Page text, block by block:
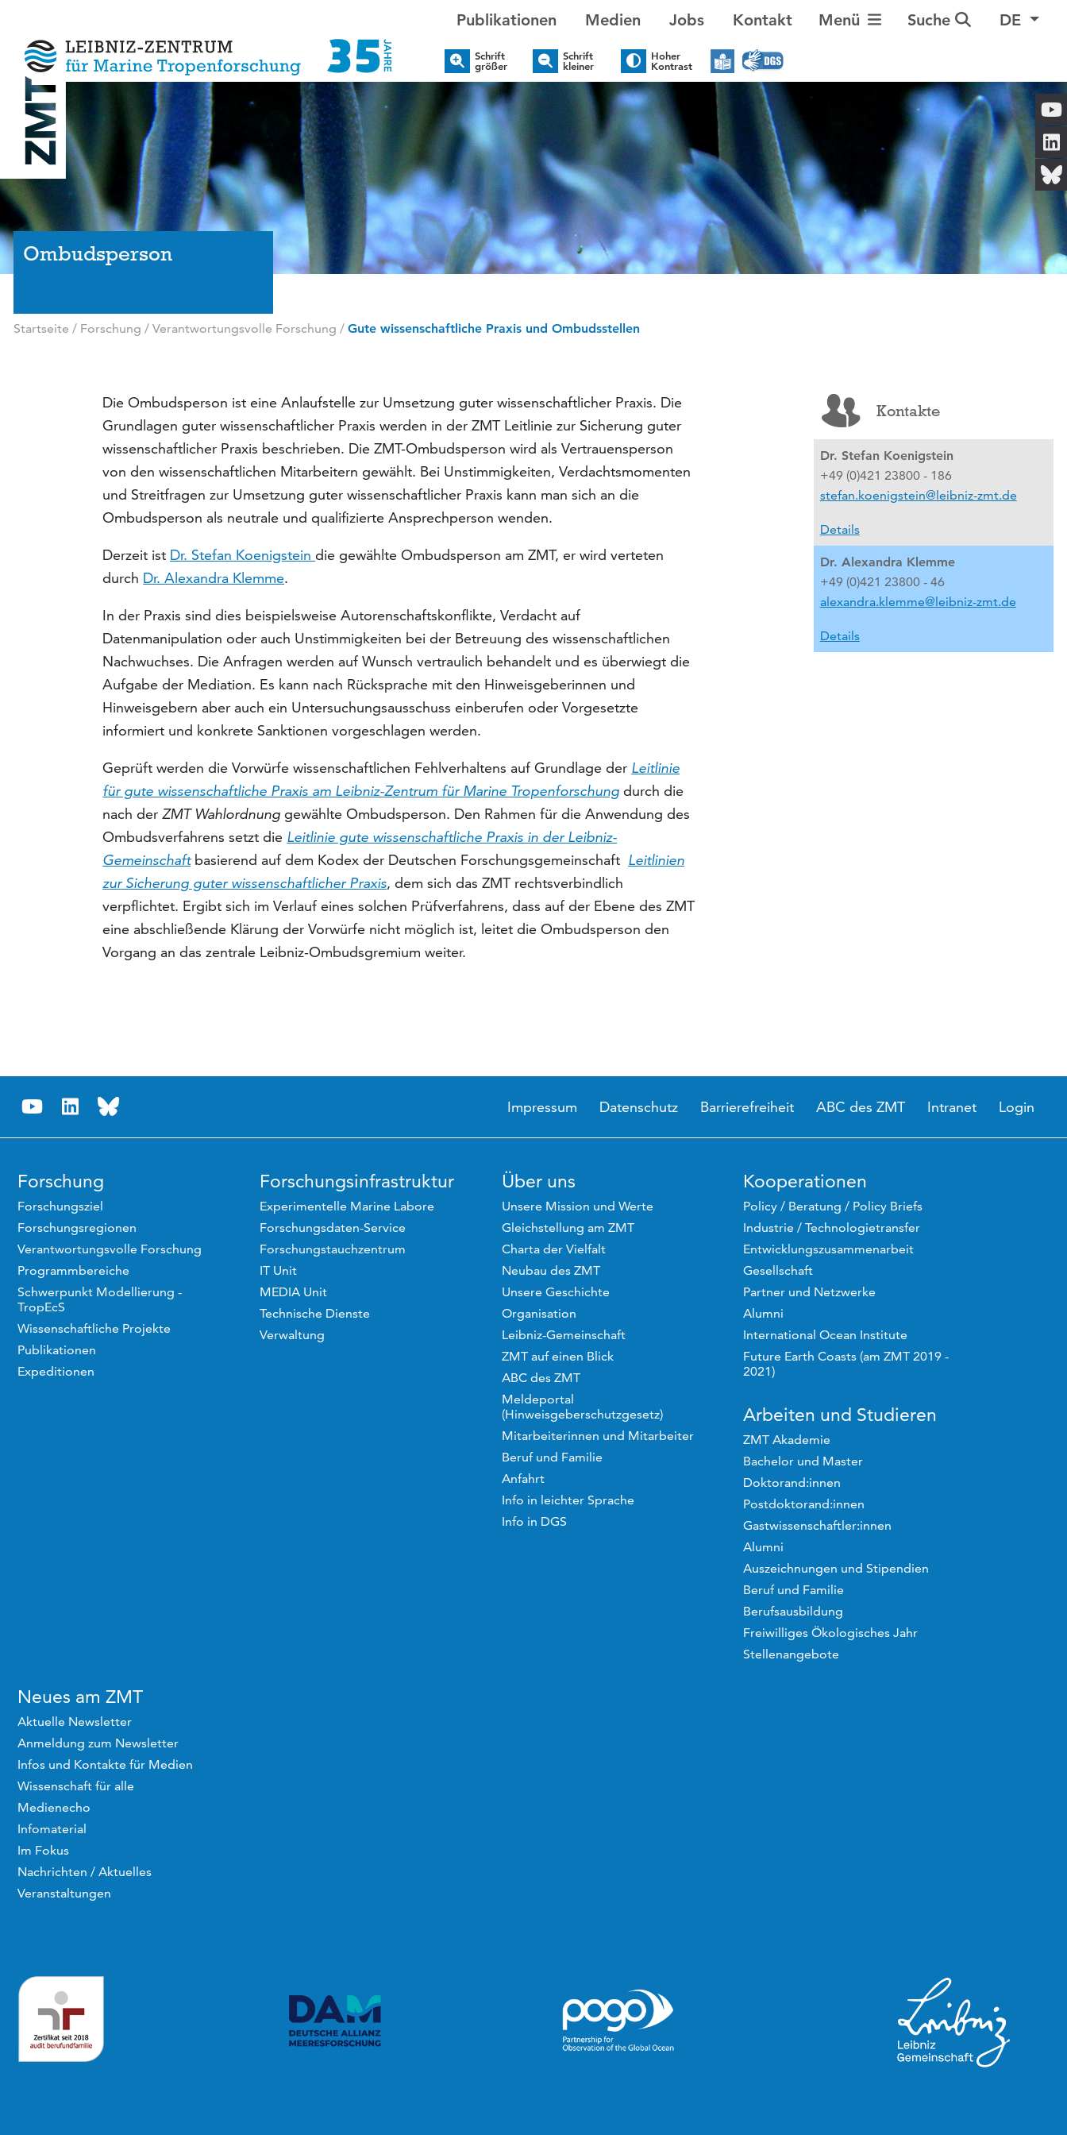
Publikationen Medien Jobs Kontakt Navigation umschalten
Menü Suche DE
Schrift
größer
Schrift
kleiner
Hoher
Kontrast
Ombudsperson
Startseite / Forschung / Verantwortungsvolle Forschung / Gute wissenschaftliche Praxis und Ombudsstellen
Die Ombudsperson ist eine Anlaufstelle zur Umsetzung guter wissenschaftlicher Praxis. Die
Grundlagen guter wissenschaftlicher Praxis werden in der ZMT Leitlinie zur Sicherung guter
wissenschaftlicher Praxis beschrieben. Die ZMT-Ombudsperson wird als Vertrauensperson
von den wissenschaftlichen Mitarbeitern gewählt. Bei Unstimmigkeiten, Verdachtsmomenten
und Streitfragen zur Umsetzung guter wissenschaftlicher Praxis kann man sich an die
Ombudsperson als neutrale und qualifizierte Ansprechperson wenden.
Derzeit ist Dr. Stefan Koenigsteindie gewählte Ombudsperson am ZMT, er wird verteten
durch Dr. Alexandra Klemme.
In der Praxis sind dies beispielsweise Autorenschaftskonflikte, Verdacht auf
Datenmanipulation oder auch Unstimmigkeiten bei der Betreuung des wissenschaftlichen
Nachwuchses. Die Anfragen werden auf Wunsch vertraulich behandelt und es überwiegt die
Aufgabe der Mediation. Es kann nach Rücksprache mit den Hinweisgeberinnen und
Hinweisgebern aber auch ein Untersuchungsausschuss einberufen oder Vorgesetzte
informiert und konkrete Sanktionen vorgeschlagen werden.
Geprüft werden die Vorwürfe wissenschaftlichen Fehlverhaltens auf Grundlage der Leitlinie
für gute wissenschaftliche Praxis am Leibniz-Zentrum für Marine Tropenforschung durch die
nach derZMT Wahlordnung gewählte Ombudsperson. Den Rahmen für die Anwendung des
Ombudsverfahrens setzt die Leitlinie gute wissenschaftliche Praxis in der Leibniz-
Gemeinschaftbasierend auf dem Kodex der Deutschen Forschungsgemeinschaft Leitlinien
zur Sicherung guter wissenschaftlicher Praxis, dem sich das ZMT rechtsverbindlich
verpflichtet. Ergibt sich im Verlauf eines solchen Prüfverfahrens, dass auf der Ebene des ZMT
eine abschließende Klärung der Vorwürfe nicht möglich ist, leitet die Ombudsperson den
Vorgang an das zentrale Leibniz-Ombudsgremium weiter.
Kontakte
Dr. Stefan Koenigstein
+49 (0)421 23800 - 186
stefan.koenigstein@leibniz-zmt.de
Details
Dr. Alexandra Klemme
+49 (0)421 23800 - 46
alexandra.klemme@leibniz-zmt.de
Details
Impressum Datenschutz Barrierefreiheit ABC des ZMT Intranet Login
Forschung
Forschungsziel
Forschungsregionen
Verantwortungsvolle Forschung
Programmbereiche
Schwerpunkt Modellierung -
TropEcS
Wissenschaftliche Projekte
Publikationen
Expeditionen
Forschungsinfrastruktur
Experimentelle Marine Labore
Forschungsdaten-Service
Forschungstauchzentrum
IT Unit
MEDIA Unit
Technische Dienste
Verwaltung
Über uns
Unsere Mission und Werte
Gleichstellung am ZMT
Charta der Vielfalt
Neubau des ZMT
Unsere Geschichte
Organisation
Leibniz-Gemeinschaft
ZMT auf einen Blick
ABC des ZMT
Meldeportal
(Hinweisgeberschutzgesetz)
Mitarbeiterinnen und Mitarbeiter
Beruf und Familie
Anfahrt
Info in leichter Sprache
Info in DGS
Kooperationen
Policy / Beratung / Policy Briefs
Industrie / Technologietransfer
Entwicklungszusammenarbeit
Gesellschaft
Partner und Netzwerke
Alumni
International Ocean Institute
Future Earth Coasts (am ZMT 2019 -
2021)
Arbeiten und Studieren
ZMT Akademie
Bachelor und Master
Doktorand:innen
Postdoktorand:innen
Gastwissenschaftler:innen
Alumni
Auszeichnungen und Stipendien
Beruf und Familie
Berufsausbildung
Freiwilliges Ökologisches Jahr
Stellenangebote
Neues am ZMT
Aktuelle Newsletter
Anmeldung zum Newsletter
Infos und Kontakte für Medien
Wissenschaft für alle
Medienecho
Infomaterial
Im Fokus
Nachrichten / Aktuelles
Veranstaltungen